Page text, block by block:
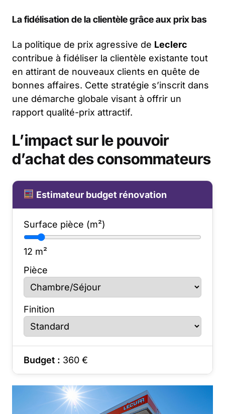
La fidélisation de la clientèle grâce aux prix bas
La politique de prix agressive de Leclerc
contribue à fidéliser la clientèle existante tout
en attirant de nouveaux clients en quête de
bonnes affaires. Cette stratégie s’inscrit dans
une démarche globale visant à offrir un
rapport qualité-prix attractif.
L’impact sur le pouvoir
d’achat des consommateurs
Estimateur budget rénovation
Surface pièce (m²)
12 m²
Pièce
Finition
Budget : 360 €